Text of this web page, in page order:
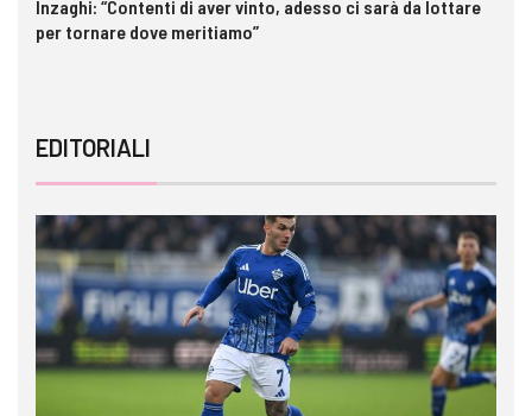
Inzaghi: “Contenti di aver vinto, adesso ci sarà da lottare
per tornare dove meritiamo”
EDITORIALI